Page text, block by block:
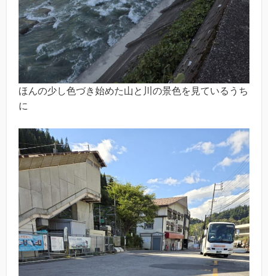
ほんの少し色づき始めた山と川の景色を見ているうち
に